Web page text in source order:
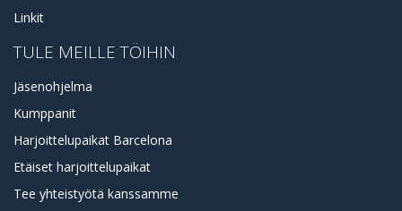
Linkit
TULE MEILLE TÖIHIN
Jäsenohjelma
Kumppanit
Harjoittelupaikat Barcelona
Etäiset harjoittelupaikat
Tee yhteistyötä kanssamme